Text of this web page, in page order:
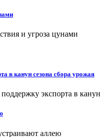
в канун сезона сбора урожая